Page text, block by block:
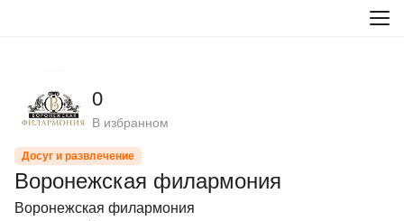
0
В избранном
Досуг и развлечение
Воронежская филармония
Воронежская филармония